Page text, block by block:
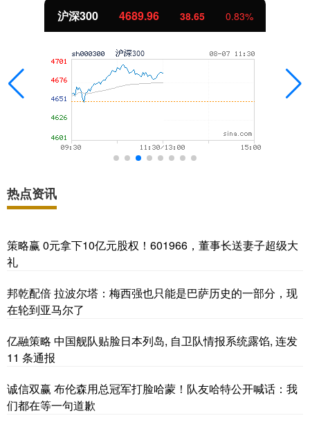
沪深300 4689.96 38.65 0.83%
热点资讯
策略赢 0元拿下10亿元股权！601966，董事长送妻子超级大
礼
邦乾配倍 拉波尔塔：梅西强也只能是巴萨历史的一部分，现
在轮到亚马尔了
亿融策略 中国舰队贴脸日本列岛, 自卫队情报系统露馅, 连发
11 条通报
诚信双赢 布伦森用总冠军打脸哈蒙！队友哈特公开喊话：我
们都在等一句道歉